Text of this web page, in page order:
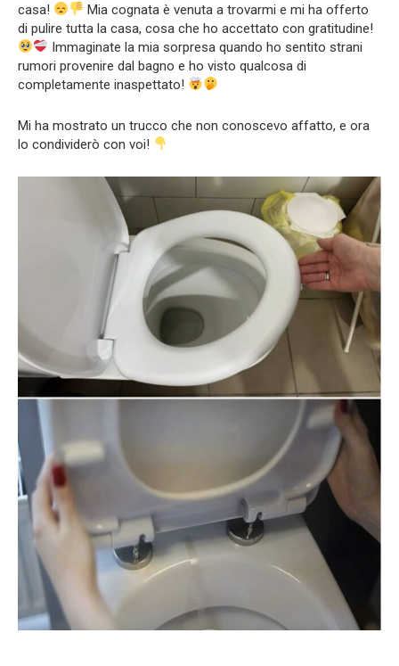
casa!
Mia cognata è venuta a trovarmi e mi ha offerto
di pulire tutta la casa, cosa che ho accettato con gratitudine!
Immaginate la mia sorpresa quando ho sentito strani
rumori provenire dal bagno e ho visto qualcosa di
completamente inaspettato!
Mi ha mostrato un trucco che non conoscevo affatto, e ora
lo condividerò con voi!